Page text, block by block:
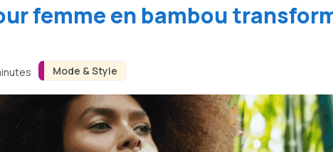
Mode & Style
femme en bambou